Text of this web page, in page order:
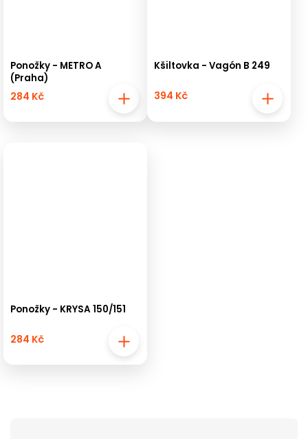
Ponožky - METRO A
(Praha)
284 Kč
Kšiltovka - Vagón B 249
394 Kč
Ponožky - KRYSA 150/151
284 Kč